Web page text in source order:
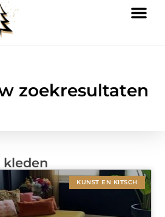
zoekresultaten
kleden
KUNST EN KITSCH